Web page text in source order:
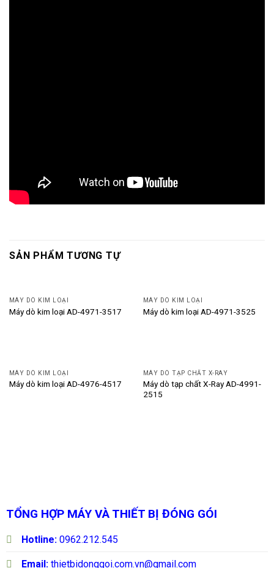
SẢN PHẨM TƯƠNG TỰ
MÁY DÒ KIM LOẠI
Máy dò kim loại AD-4971-3517
MÁY DÒ KIM LOẠI
Máy dò kim loại AD-4971-3525
MÁY DÒ KIM LOẠI
Máy dò kim loại AD-4976-4517
MÁY DÒ TẠP CHẤT X-RAY
Máy dò tạp chất X-Ray AD-4991-
2515
TỔNG HỢP MÁY VÀ THIẾT BỊ ĐÓNG GÓI
Hotline: 0962.212.545
Email: thietbidonggoi.com.vn@gmail.com